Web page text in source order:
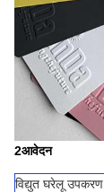
2आवेदन
विद्युत घरेलू उपकरण